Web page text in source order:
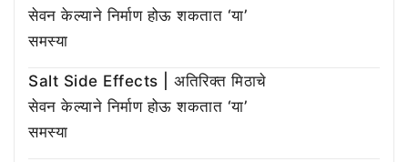
सेवन केल्याने निर्माण होऊ शकतात ‘या’
समस्या
Salt Side Effects | अतिरिक्त मिठाचे
सेवन केल्याने निर्माण होऊ शकतात ‘या’
समस्या